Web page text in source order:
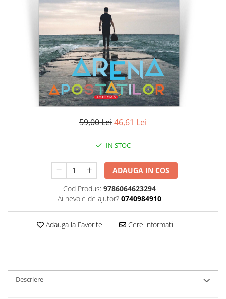
Literatura
Contemporana
Universala
Universala
Non-fictiune
Publicistica / Reportaje / Interviuri
Sociologie si filozofie
59,00 Lei46,61 Lei
IN STOC
ADAUGA IN COS
Cod Produs: 9786064623294
Ai nevoie de ajutor? 0740984910
Adauga la Favorite Cere informatii
Descriere